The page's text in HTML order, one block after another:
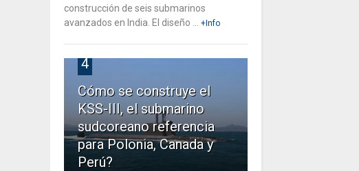
construcción de seis submarinos
avanzados en India. El diseño ...
+Info
4
Cómo se construye el
KSS-III, el submarino
sudcoreano referencia
para Polonia, Canada y
Perú?